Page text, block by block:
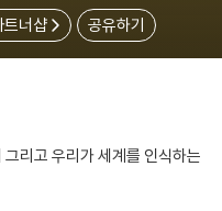
트너샵 공유하기
리고 우리가 세계를 인식하는